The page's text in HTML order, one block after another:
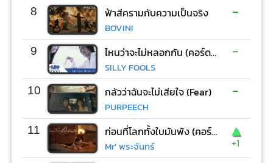
8 ฟ้าสีครามกับความเป็นจริง
BOVINI
-
9 ไหนว่าจะไม่หลอกกัน (คอร์ด ง่ายๆ)
SILLY FOOLS
-
10 กลัวว่าฉันจะไม่เสียใจ (Fear)
PURPEECH
-
11 ก่อนที่โลกทั้งใบมันพัง (คอร์ด ง่ายๆ)
Mr’ พระจันทร์
▲
+1